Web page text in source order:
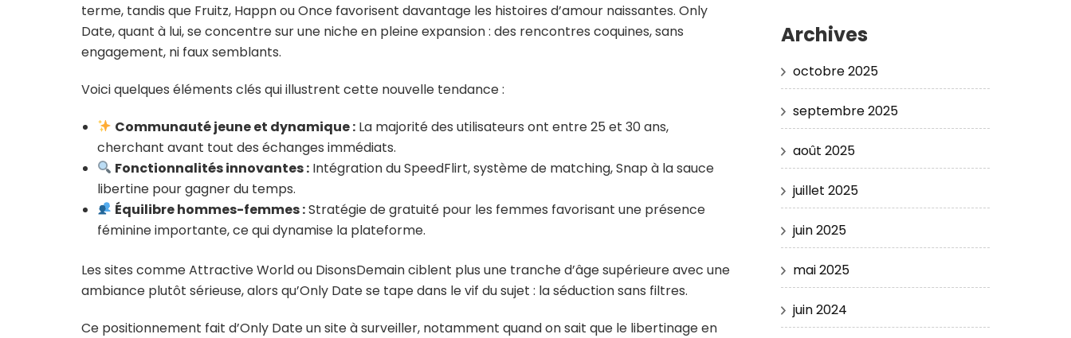
terme, tandis que Fruitz, Happn ou Once favorisent davantage les histoires d’amour naissantes. Only
Date, quant à lui, se concentre sur une niche en pleine expansion : des rencontres coquines, sans
engagement, ni faux semblants.
Voici quelques éléments clés qui illustrent cette nouvelle tendance :
Communauté jeune et dynamique : La majorité des utilisateurs ont entre 25 et 30 ans,
cherchant avant tout des échanges immédiats.
Fonctionnalités innovantes : Intégration du SpeedFlirt, système de matching, Snap à la sauce
libertine pour gagner du temps.
Équilibre hommes-femmes :Stratégie de gratuité pour les femmes favorisant une présence
féminine importante, ce qui dynamise la plateforme.
Les sites comme Attractive World ou DisonsDemain ciblent plus une tranche d’âge supérieure avec une
ambiance plutôt sérieuse, alors qu’Only Date se tape dans le vif du sujet : la séduction sans filtres.
Ce positionnement fait d’Only Date un site à surveiller, notamment quand on sait que le libertinage en
Archives
octobre 2025
septembre 2025
août 2025
juillet 2025
juin 2025
mai 2025
juin 2024